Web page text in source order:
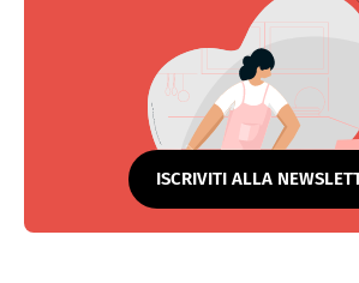
ISCRIVITI ALLA